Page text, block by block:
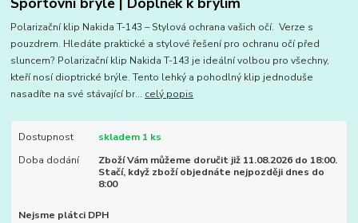
Polarizační klip Nakida T-143 – Stylová ochrana vašich očí. Verze s
pouzdrem. Hledáte praktické a stylové řešení pro ochranu očí před
sluncem? Polarizační klip Nakida T-143 je ideální volbou pro všechny,
kteří nosí dioptrické brýle. Tento lehký a pohodlný klip jednoduše
nasadíte na své stávající br... celý popis
Dostupnost
skladem 1 ks
Doba dodání
Zboží Vám můžeme doručit již 11.08.2026 do 18:00.
Stačí, když zboží objednáte nejpozději dnes do
8:00
Nejsme plátci DPH